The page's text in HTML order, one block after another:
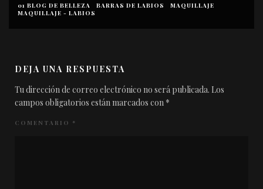
01 BLOG DE BELLEZA BARRAS DE LABIOS
MAQUILLAJE
MAQUILLAJE - LABIOS
DEJA UNA RESPUESTA
Tu dirección de correo electrónico no será publicada. Los
campos obligatorios están marcados con *
COMENTARIO *